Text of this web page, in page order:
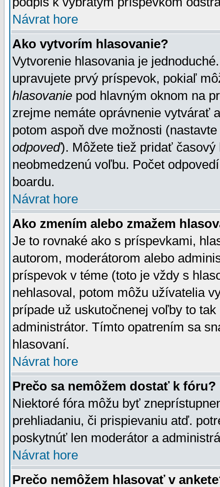
Návrat hore
Ako vytvorím hlasovanie?
Vytvorenie hlasovania je
upravujete prvý príspevok, pokiaľ
hlasovanie pod hlavným oknom na
zrejme nemáte oprávnenie vytvárať
potom aspoň dve možnosti
odpoveď). Môžete tiež pridať
neobmedzenú voľbu. Počet
boardu.
Návrat hore
Ako zmením alebo zmažem
Je to rovnaké ako s príspevkami,
autorom, moderátorom alebo
príspevok v téme (toto je vždy s
nehlasoval, potom môžu užívatelia
prípade už uskutočnenej voľby to
administrátor. Tímto opatrením sa
hlasovaní.
Návrat hore
Prečo sa nemôžem dostať k fóru?
Niektoré fóra môžu byť
prehliadaniu, či prispievaniu atď.
poskytnúť len moderátor a
Návrat hore
Prečo nemôžem hlasovať v